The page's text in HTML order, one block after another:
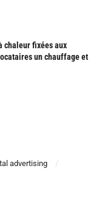
chaleur fixées aux
un chauffage et
advertising